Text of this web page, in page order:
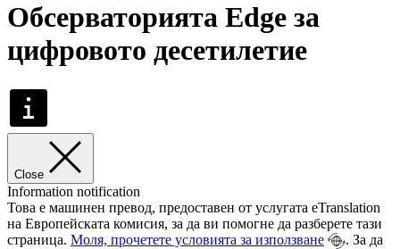
Обсерваторията Edge за
цифровото десетилетие
Close
Information notification
Това е машинен превод, предоставен от услугата eTranslation
на Европейската комисия, за да ви помогне да разберете тази
страница. Моля, прочетете условията за използване
. За да